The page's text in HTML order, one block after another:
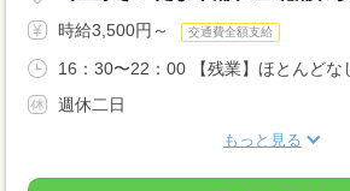
時給3,500円～ 交通費全額支給
16：30〜22：00 【残業】ほとんどな
週休二日
もっと見る